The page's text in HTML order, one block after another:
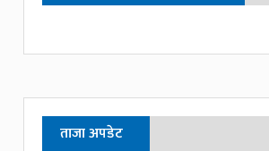
ताजा अपडेट